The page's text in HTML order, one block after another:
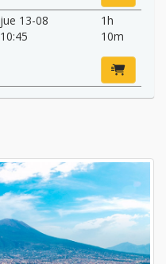
jue 13-08
10:45
1h
10m